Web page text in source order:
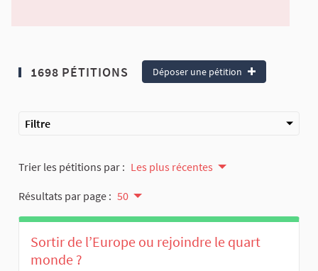
1698 PÉTITIONS Déposer une pétition
Filtre
Trier les pétitions par : Les plus récentes
Résultats par page : 50
Sortir de l’Europe ou rejoindre le quart
monde ?